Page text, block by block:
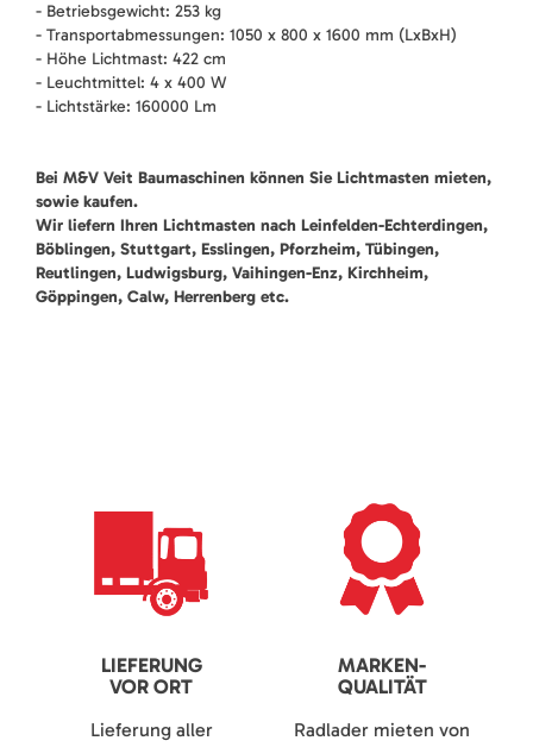
- Betriebsgewicht: 253 kg
- Transportabmessungen: 1050 x 800 x 1600 mm (LxBxH)
- Höhe Lichtmast: 422 cm
- Leuchtmittel: 4 x 400 W
- Lichtstärke: 160000 Lm
Bei M&V Veit Baumaschinen können Sie Lichtmasten mieten,
sowie kaufen.
Wir liefern Ihren Lichtmasten nach Leinfelden-Echterdingen,
Böblingen, Stuttgart, Esslingen, Pforzheim, Tübingen,
Reutlingen, Ludwigsburg, Vaihingen-Enz, Kirchheim,
Göppingen, Calw, Herrenberg etc.
LIEFERUNG
VOR ORT
Lieferung aller
MARKEN-
QUALITÄT
Radlader mieten von